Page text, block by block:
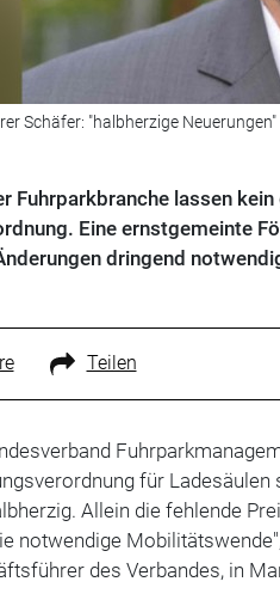
Schäfer: "halbherzige Neuerungen"
Fuhrparkbranche lassen
Eine ernstgemeinte
dringend
Teilen
für
Allein die fehlende
notwendige
des Verbandes, in